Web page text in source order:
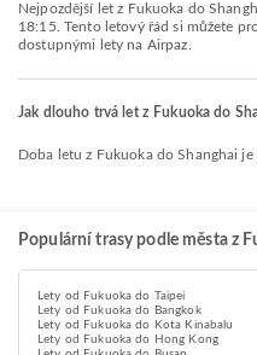
Nejpozdější let z Fukuoka do Shanghai se společností Japan Airlines odlétá v
18:15. Tento letový řád si můžete
dostupnými lety na Airpaz.
Jak dlouho trvá let z Fukuoka do
Doba letu z Fukuoka do Shanghai
Populární trasy podle města z
Lety od Fukuoka do Taipei
Lety od Fukuoka do Bangkok
Lety od Fukuoka do Kota Kinabalu
Lety od Fukuoka do Hong Kong